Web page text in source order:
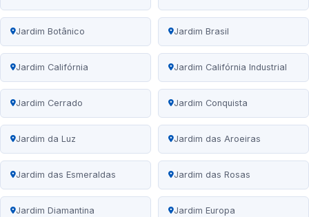
Jardim Botânico Jardim Brasil
Jardim Califórnia Jardim Califórnia Industrial
Jardim Cerrado Jardim Conquista
Jardim da Luz Jardim das Aroeiras
Jardim das Esmeraldas Jardim das Rosas
Jardim Diamantina Jardim Europa